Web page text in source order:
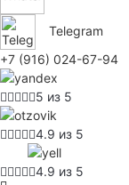
Telegram
+7 (916) 024-67-94
5 из 5
4.9 из 5
4.9 из 5